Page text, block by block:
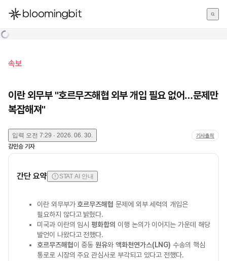
한국어
속보
이란 외무부 "호르무즈해협 외부 개입 필요 없어…문제만
복잡해져"
입력 오전 7:29 · 2026. 06. 30. 기사출처
강민승 기자
간단 요약 STAT AI 안내
이란 외무부가 호르무즈해협 문제에 외부 세력의 개입은
필요하지 않다고 밝혔다.
미국과 이란의 임시평화합의 이행 논의가 이어지는 가운데 해당
발언이 나왔다고 전했다.
호르무즈해협이 중동원유와 액화천연가스(LNG) 수송의 핵심
통로로 시장의 주요 관심사로 부각되고 있다고 전했다.